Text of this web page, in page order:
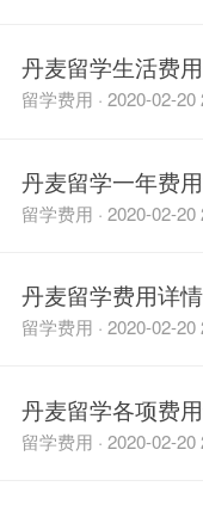
丹麦留学生活费
留学费用 · 2020-02-20
丹麦留学一年费
留学费用 · 2020-02-20
丹麦留学费用详
留学费用 · 2020-02-20
丹麦留学各项费
留学费用 · 2020-02-20